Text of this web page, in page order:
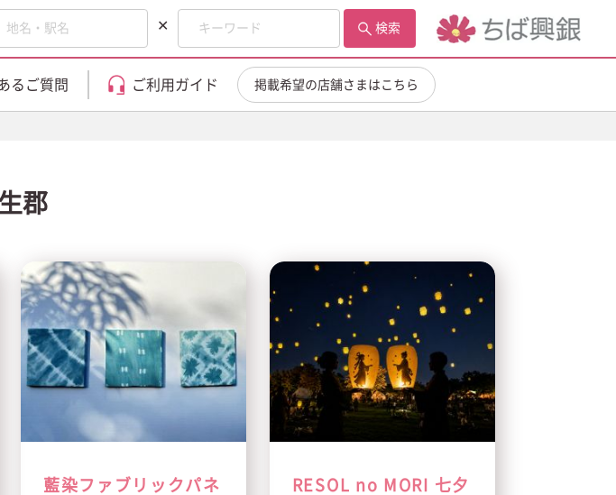
✕ 検索
るご質問 ご利用ガイド 掲載希望の店舗さまはこちら
郡
藍染ファブリックパネ
RESOL no MORI 七夕